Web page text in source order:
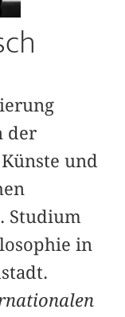
der
und
Studium
in